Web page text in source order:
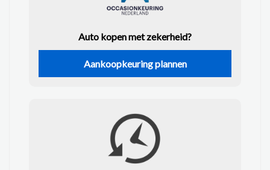
Auto kopen met zekerheid?
Aankoopkeuring plannen